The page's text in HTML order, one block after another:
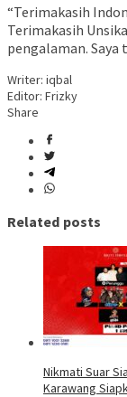
“Terimakasih
Terimakasih
pengalaman. Saya
Writer: iqbal
Editor: Frizky
Share
Related posts
Nikmati Suar
Karawang